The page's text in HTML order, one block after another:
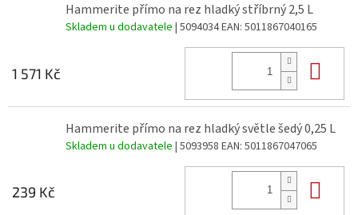
Hammerite přímo na rez hladký stříbrný 2,5 L
Skladem u dodavatele | 5094034EAN: 5011867040165
1 571 Kč
Hammerite přímo na rez hladký světle šedý 0,25 L
Skladem u dodavatele | 5093958 EAN: 5011867047065
239 Kč